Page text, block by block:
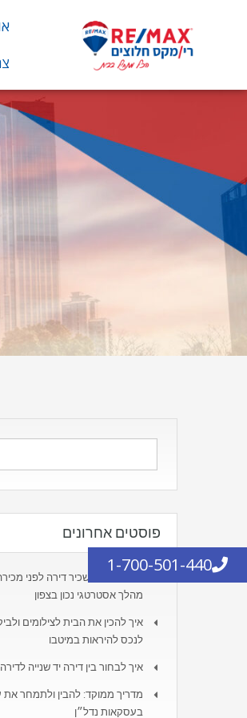
פוסטים אחרונים
מתי כדאי להשכיר דירה לפני
מהלך אסטרטגי נכון בצפון
איך להכין את הבית לצילומים
לנכס להיראות במיטבו
איך לבחור בין דירה יד שנייה
מדריך ממוקד: להבין ולתמחר את
בעסקאות נדל״ן
1-700-501-440